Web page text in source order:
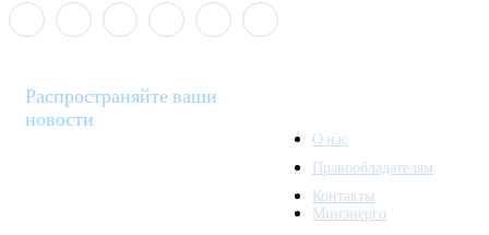
Распространяйте ваши
новости
О нас
Правообладателям
Контакты
Минэнерго